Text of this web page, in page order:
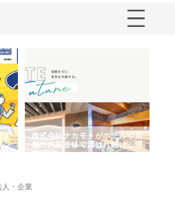
す
ン
株式会社ナカモトがホテルや店
舗の内装改修で選ばれ続ける理
由
人・企業